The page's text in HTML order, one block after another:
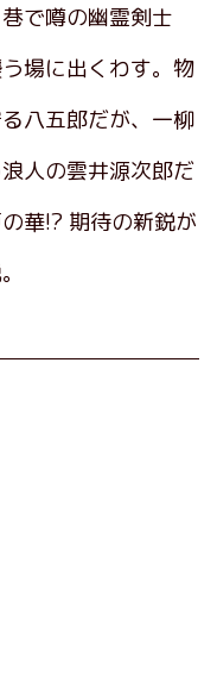
で噂の幽霊剣士
場に出くわす。物
八五郎だが、一柳
人の雲井源次郎だ
華!? 期待の新鋭が